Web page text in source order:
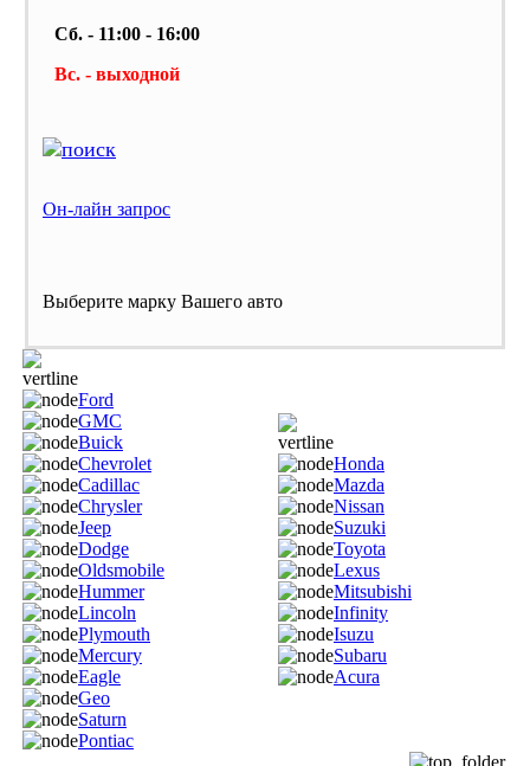
Сб. - 11:00 - 16:00
Вс. - выходной
Он-лайн запрос
Выберите марку Вашего авто
Ford
GMC
Buick
Chevrolet
Cadillac
Chrysler
Jeep
Dodge
Oldsmobile
Hummer
Lincoln
Plymouth
Mercury
Eagle
Geo
Saturn
Pontiac
Honda
Mazda
Nissan
Suzuki
Toyota
Lexus
Mitsubishi
Infinity
Isuzu
Subaru
Acura